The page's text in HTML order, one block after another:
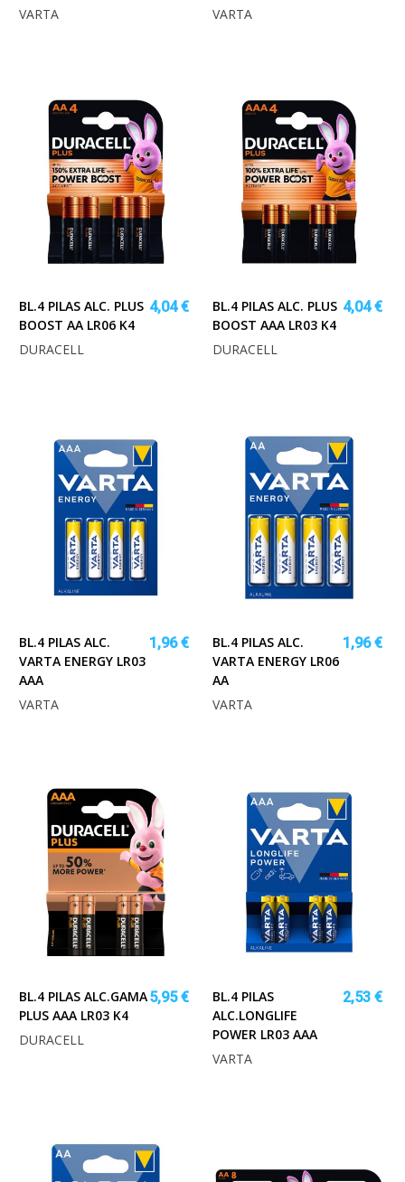
VARTA VARTA
BL.4 PILAS ALC. PLUS
BOOST AA LR06 K4
4,04 €
DURACELL
BL.4 PILAS ALC. PLUS
BOOST AAA LR03 K4
4,04 €
DURACELL
BL.4 PILAS ALC.
VARTA ENERGY LR03
AAA
1,96 €
VARTA
BL.4 PILAS ALC.
VARTA ENERGY LR06
AA
1,96 €
VARTA
BL.4 PILAS ALC.GAMA
PLUS AAA LR03 K4
5,95 €
DURACELL
BL.4 PILAS
ALC.LONGLIFE
POWER LR03 AAA
2,53 €
VARTA